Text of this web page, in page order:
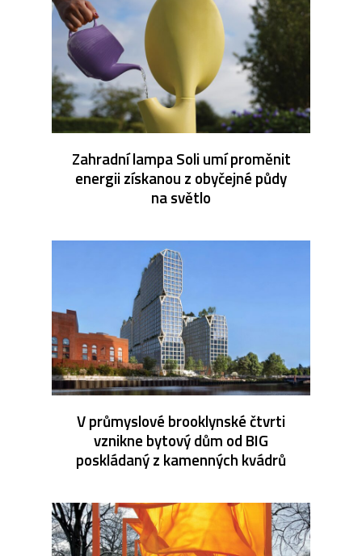
Zahradní lampa Soli umí proměnit
energii získanou z obyčejné půdy
na světlo
V průmyslové brooklynské čtvrti
vznikne bytový dům od BIG
poskládaný z kamenných kvádrů